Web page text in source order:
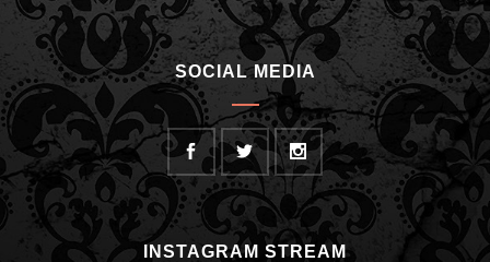
SOCIAL MEDIA
INSTAGRAM STREAM